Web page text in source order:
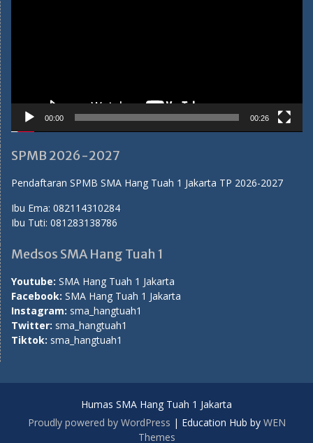
00:00 00:26
SPMB 2026-2027
Pendaftaran SPMB SMA Hang Tuah 1 Jakarta TP 2026-2027
Ibu Ema: 082114310284
Ibu Tuti: 081283138786
Medsos SMA Hang Tuah 1
Youtube: SMA Hang Tuah 1 Jakarta
Facebook: SMA Hang Tuah 1 Jakarta
Instagram: sma_hangtuah1
Twitter: sma_hangtuah1
Tiktok: sma_hangtuah1
Humas SMA Hang Tuah 1 Jakarta
Proudly powered by WordPress | Education Hub by WEN
Themes